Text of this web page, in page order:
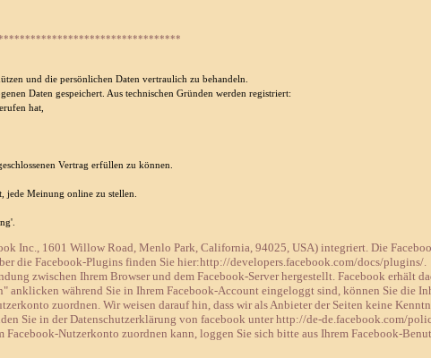
und die persönlichen Daten vertraulich zu behandeln.
Daten gespeichert. Aus technischen Gründen werden registriert:
hat,
Vertrag erfüllen zu können.
jede Meinung online zu stellen.
Inc., 1601 Willow Road, Menlo Park, California, 94025, USA) integriert. Die
die Facebook-Plugins finden Sie hier:http://developers.facebook.com/docs/plugins/.
zwischen Ihrem Browser und dem Facebook-Server hergestellt. Facebook erhält
anklicken während Sie in Ihrem Facebook-Account eingeloggt sind, können Sie die
zuordnen. Wir weisen darauf hin, dass wir als Anbieter der Seiten keine
Sie in der Datenschutzerklärung von facebook unter http://de-de.facebook.com/
Facebook-Nutzerkonto zuordnen kann, loggen Sie sich bitte aus Ihrem Facebook-